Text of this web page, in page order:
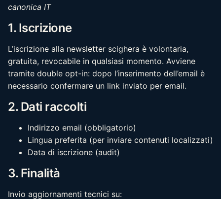
canonica IT
1. Iscrizione
L’iscrizione alla newsletter scighera è volontaria,
gratuita, revocabile in qualsiasi momento. Avviene
tramite double opt-in: dopo l’inserimento dell’email è
necessario confermare un link inviato per email.
2. Dati raccolti
Indirizzo email (obbligatorio)
Lingua preferita (per inviare contenuti localizzati)
Data di iscrizione (audit)
3. Finalità
Invio aggiornamenti tecnici su: